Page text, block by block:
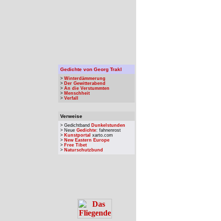
Gedichte von Georg Trakl
> Winterdämmerung
> Der Gewitterabend
> An die Verstummten
> Menschheit
> Verfall
Verweise
> Gedichtband Dunkelstunden
> Neue Gedichte: fahnenrost
> Kunstportal xarto.com
> New Eastern Europe
> Free Tibet
> Naturschutzbund